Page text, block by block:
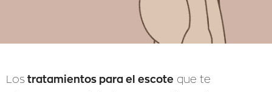
Los tratamientos para el escote que te